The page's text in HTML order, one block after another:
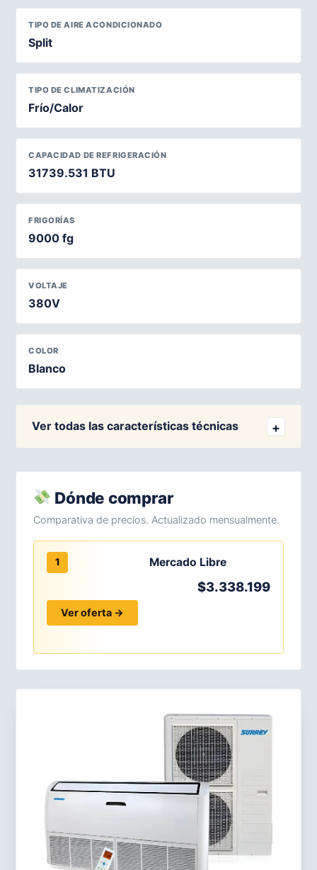
TIPO DE AIRE ACONDICIONADO
Split
TIPO DE CLIMATIZACIÓN
Frío/Calor
CAPACIDAD DE REFRIGERACIÓN
31739.531 BTU
FRIGORÍAS
9000 fg
VOLTAJE
380V
COLOR
Blanco
Ver todas las características técnicas
Dónde comprar
Comparativa de precios. Actualizado mensualmente.
1 Mercado Libre
$3.338.199
Ver oferta →